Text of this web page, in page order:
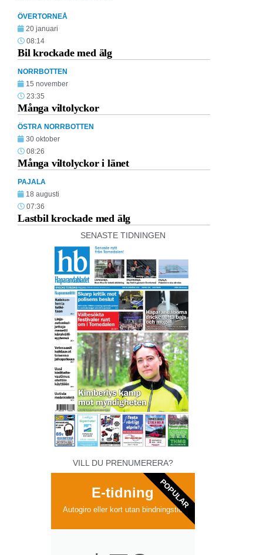
ÖVERTORNEÅ
20 januari
08:14
Bil krockade med älg
NORRBOTTEN
15 november
23:35
Många viltolyckor
ÖSTRA NORRBOTTEN
30 oktober
08:26
Många viltolyckor i länet
PAJALA
18 augusti
07:36
Lastbil krockade med älg
SENASTE TIDNINGEN
VILL DU PRENUMERERA?
E-tidning
Autogiro eller kort utan bindningstid
POPULAR